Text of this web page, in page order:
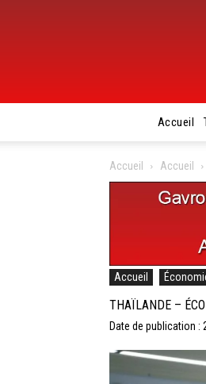
Accueil
Accueil Accueil
Accueil
THAÏLANDE –
Date de publication :